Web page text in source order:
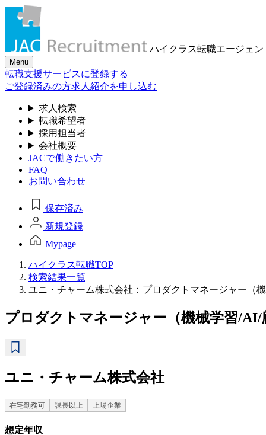
ハイクラス転職エージェン
Menu
転職支援サービスに登録する
ご登録済みの方求人紹介を申し込む
求人検索
転職希望者
採用担当者
会社概要
JACで働きたい方
FAQ
お問い合わせ
保存済み
新規登録
Mypage
ハイクラス転職TOP
検索結果一覧
ユニ・チャーム株式会社：プロダクトマネージャー（
プロダクトマネージャー（機械学習/AI/
ユニ・チャーム株式会社
在宅勤務可 課長以上 上場企業
想定年収